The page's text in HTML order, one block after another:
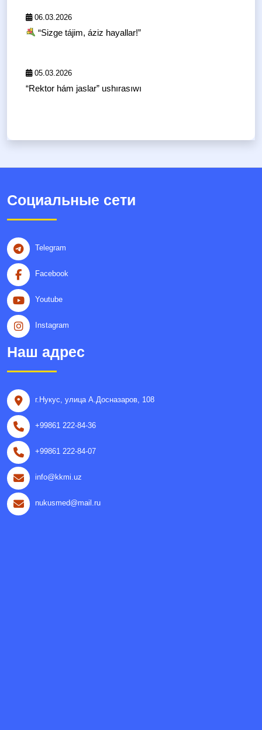
06.03.2026
“Sizge tájim, áziz hayallar!”
05.03.2026
“Rektor hám jaslar” ushırasıwı
Социальные сети
Telegram
Facebook
Youtube
Instagram
Наш адрес
г.Нукус, улица A.Досназаров, 108
+99861 222-84-36
+99861 222-84-07
info@kkmi.uz
nukusmed@mail.ru